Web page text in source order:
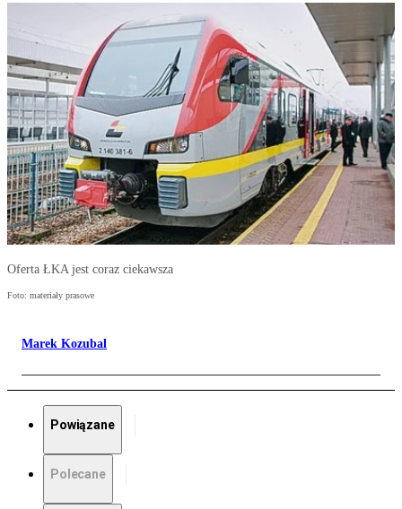
Oferta ŁKA jest coraz ciekawsza
Foto: materiały prasowe
Marek Kozubal
Powiązane
Polecane